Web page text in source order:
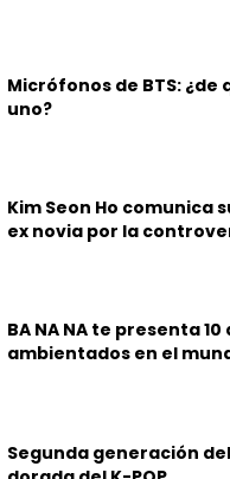
Micrófonos de BTS: ¿de
uno?
Kim Seon Ho comunica
ex novia por la
BA NA NA te presenta
ambientados en el
Segunda generación